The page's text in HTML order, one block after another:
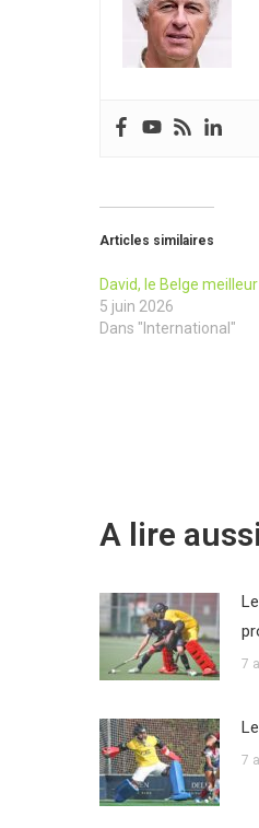
Articles similaires
David, le Belge
5 juin 2026
Dans "International"
A lire aussi
7
7